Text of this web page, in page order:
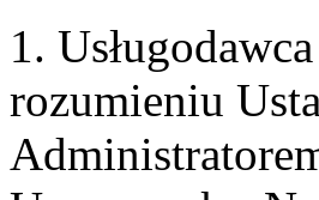
1.
rozumieniu